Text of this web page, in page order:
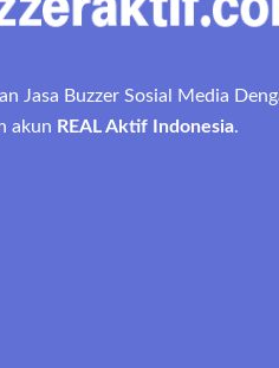
Jasa Buzzer Sosial Media
akun REAL Aktif Indonesia.